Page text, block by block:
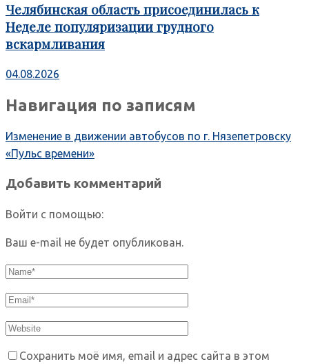
Челябинская область присоединилась к
Неделе популяризации грудного
вскармливания
04.08.2026
Навигация по записям
Изменение в движении автобусов по г. Нязепетровску
«Пульс времени»
Добавить комментарий
Войти с помощью:
Ваш e-mail не будет опубликован.
Сохранить моё имя, email и адрес сайта в этом